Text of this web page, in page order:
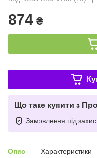
874 ₴
Що таке купити з
Замовлення під
Опис Характеристики